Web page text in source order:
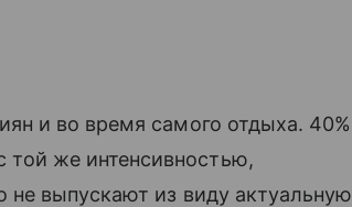
и во время самого отдыха. 40%
же интенсивностью,
выпускают из виду актуальную